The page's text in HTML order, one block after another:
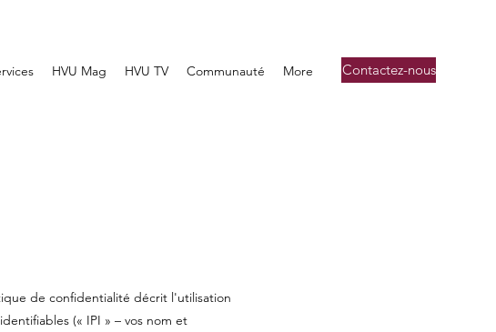
HVU Mag HVU TV Communauté More Contactez-nous
de confidentialité décrit l'utilisation
(« IPI » – vos nom et